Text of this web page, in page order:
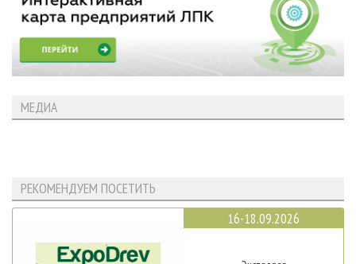
МЕДИА
РЕКОМЕНДУЕМ ПОСЕТИТЬ
16-18.09.2026